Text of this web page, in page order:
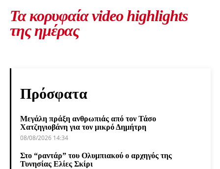
Τα κορυφαία video highlights
της ημέρας
Πρόσφατα
Μεγάλη πράξη ανθρωπιάς από τον Τάσο
Χατζηγιοβάνη για τον μικρό Δημήτρη
08/08/2026 14:34
Στο “ραντάρ” του Ολυμπιακού ο αρχηγός της
Τυνησίας Ελίες Σκίρι